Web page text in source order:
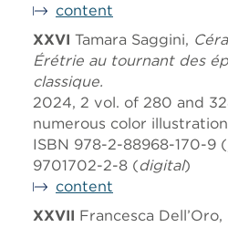
content
XXVI Tamara Saggini,
Érétrie au tournant des
classique.
2024, 2 vol. of 280 and
numerous color
ISBN 978-2-88968-170-9 (
9701702-2-8 (digital)
content
XXVII Francesca Dell’Oro,